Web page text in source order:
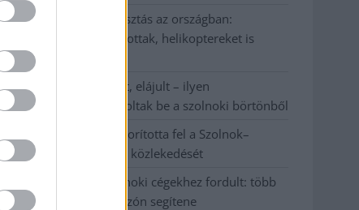
Harmadfokú hőségriasztás az országban:
Szolnokon klímát javítottak, helikoptereket is
bevetettek a tüzeknél
A zárkában rosszul lett, elájult – ilyen
körülményekről számoltak be a szolnoki börtönből
Váratlan fennakadás borította fel a Szolnok–
Kecskemét vasútvonal közlekedését
A polgármester a szolnoki cégekhez fordult: több
száz elbocsátott dolgozón segítene